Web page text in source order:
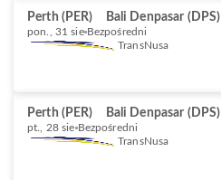
Perth (PER) Bali Denpasar (DPS)
pon., 31 sie Bezpośredni
TransNusa
Perth (PER) Bali Denpasar (DPS)
pt., 28 sie Bezpośredni
TransNusa